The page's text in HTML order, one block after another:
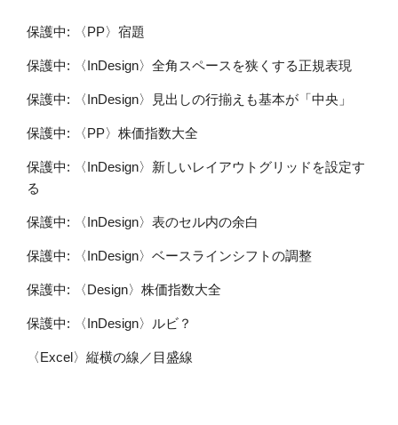
保護中: 〈PP〉宿題
保護中: 〈InDesign〉全角スペースを狭くする正規表現
保護中: 〈InDesign〉見出しの行揃えも基本が「中央」
保護中: 〈PP〉株価指数大全
保護中: 〈InDesign〉新しいレイアウトグリッドを設定す
る
保護中: 〈InDesign〉表のセル内の余白
保護中: 〈InDesign〉ベースラインシフトの調整
保護中: 〈Design〉株価指数大全
保護中: 〈InDesign〉ルビ？
〈Excel〉縦横の線／目盛線